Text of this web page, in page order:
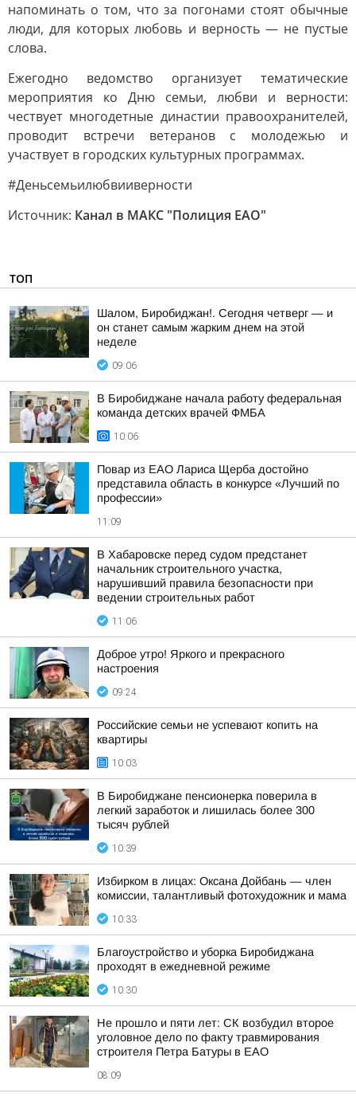
напоминать о том, что за погонами стоят обычные
люди, для которых любовь и верность — не пустые
слова.
Ежегодно ведомство организует тематические
мероприятия ко Дню семьи, любви и верности:
чествует многодетные династии правоохранителей,
проводит встречи ветеранов с молодежью и
участвует в городских культурных программах.
#Деньсемьилюбвииверности
Источник: Канал в МАКС "Полиция ЕАО"
ТОП
Шалом, Биробиджан!. Сегодня четверг — и
он станет самым жарким днем на этой
неделе
09:06
В Биробиджане начала работу федеральная
команда детских врачей ФМБА
10:06
Повар из ЕАО Лариса Щерба достойно
представила область в конкурсе «Лучший по
профессии»
11:09
В Хабаровске перед судом предстанет
начальник строительного участка,
нарушивший правила безопасности при
ведении строительных работ
11:06
Доброе утро! Яркого и прекрасного
настроения
09:24
Российские семьи не успевают копить на
квартиры
10:03
В Биробиджане пенсионерка поверила в
легкий заработок и лишилась более 300
тысяч рублей
10:39
Избирком в лицах: Оксана Дойбань — член
комиссии, талантливый фотохудожник и мама
10:33
Благоустройство и уборка Биробиджана
проходят в ежедневной режиме
10:30
Не прошло и пяти лет: СК возбудил второе
уголовное дело по факту травмирования
строителя Петра Батуры в ЕАО
08:09